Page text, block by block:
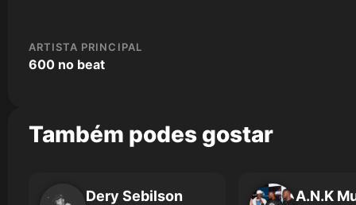
ARTISTA PRINCIPAL
600 no beat
Também podes gostar
Dery Sebilson A.N.K